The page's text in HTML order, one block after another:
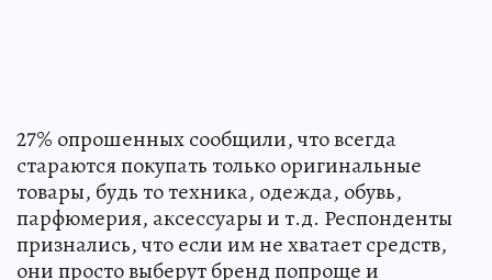
27% опрошенных сообщили, что всегда
стараются покупать только оригинальные
товары, будь то техника, одежда, обувь,
парфюмерия, аксессуары и т.д. Респонденты
признались, что если им не хватает средств,
они просто выберут бренд попроще и